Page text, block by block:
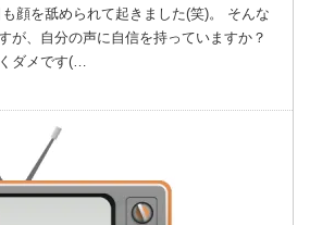
顔を舐められて起きました(笑)。 そんな
が、自分の声に自信を持っていますか？
ダメです(…